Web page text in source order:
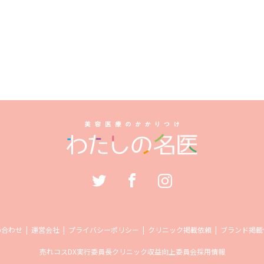
わせ 運営会社 プライバシーポリシー クリニック掲載依頼 ブランド掲
売れコスDX実行委員長クリニック収益向上委員会採用情報